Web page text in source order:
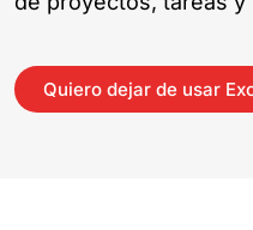
Quiero dejar de usar